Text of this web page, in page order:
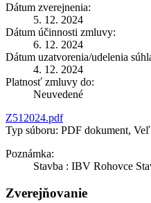
Dátum zverejnenia:
5. 12. 2024
Dátum účinnosti zmluvy:
6. 12. 2024
Dátum uzatvorenia/udelenia
4. 12. 2024
Platnosť zmluvy do:
Neuvedené
Z512024.pdf
Typ súboru: PDF dokument,
Poznámka:
Stavba : IBV Rohovce
Zverejňovanie